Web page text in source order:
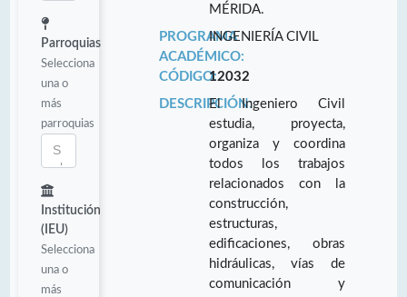
Parroquias
Selecciona
una o
más
parroquias
Institución
(IEU)
Selecciona
una o
más
MÉRIDA.
PROGRAMA
ACADÉMICO:
INGENIERÍA CIVIL
CÓDIGO:12032
DESCRIPCIÓN:El Ingeniero Civil
estudia, proyecta,
organiza y coordina
todos los trabajos
relacionados con la
construcción,
estructuras,
edificaciones, obras
hidráulicas, vías de
comunicación y